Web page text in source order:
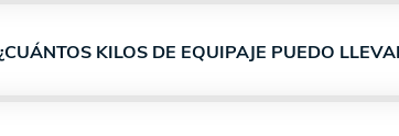
KILOS DE EQUIPAJE PUEDO